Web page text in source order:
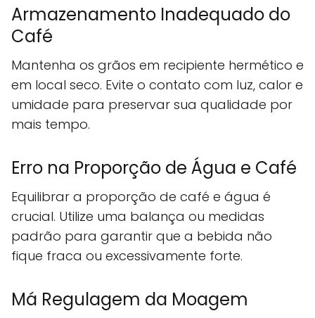
Armazenamento Inadequado do
Café
Mantenha os grãos em recipiente hermético e
em local seco. Evite o contato com luz, calor e
umidade para preservar sua qualidade por
mais tempo.
Erro na Proporção de Água e Café
Equilibrar a proporção de café e água é
crucial. Utilize uma balança ou medidas
padrão para garantir que a bebida não
fique fraca ou excessivamente forte.
Má Regulagem da Moagem